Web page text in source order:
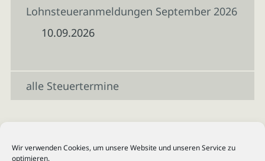
Wir verwenden Cookies, um unsere Website und unseren Service zu
optimieren.
Lohnsteueranmeldungen September 2026
10.09.2026
alle Steuertermine